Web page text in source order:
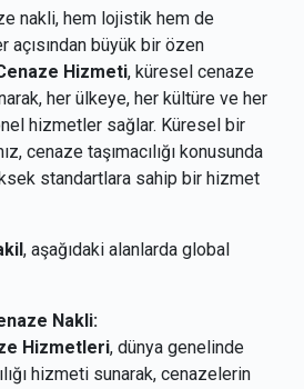
nakli, hem lojistik hem de
büyük bir özen
Hizmeti, küresel cenaze
her ülkeye, her kültüre ve her
hizmetler sağlar. Küresel bir
cenaze taşımacılığı konusunda
standartlara sahip bir hizmet
, aşağıdaki alanlarda global
Nakli:
Hizmetleri, dünya genelinde
hizmeti sunarak, cenazelerin